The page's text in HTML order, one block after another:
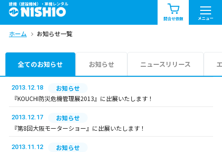
建機（建設機械）・重機レンタル
問合せ依頼 メニュー
商品一覧 お知らせ一覧
問合せ依頼リスト
エリア情報を見る
ホーム お知らせ一覧
全てのお知らせ お知らせ ニュースリリース
2013.12.18
お知らせ
『KOUCHI防災危機管理展2013』に出展いたします！
2013.12.17
お知らせ
『第8回大阪モーターショー』に出展いたします！
2013.11.12
お知らせ